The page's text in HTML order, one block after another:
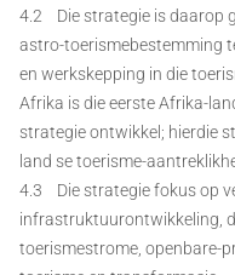
4.2 Die strategie is daarop
astro-toerismebestemming
en werkskepping in die
Afrika is die eerste Afrika-
strategie ontwikkel; hierdie
land se toerisme-
4.3 Die strategie fokus op
infrastruktuurontwikkeling,
toerismestrome, openbare-